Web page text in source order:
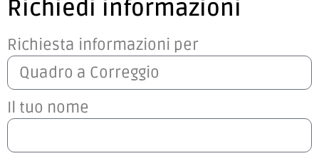
Richiedi informazioni
Richiesta informazioni per
Il tuo nome